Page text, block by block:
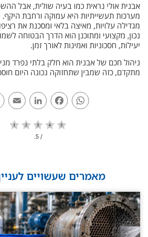
אבנית אולי נראית כמו בעיה שולית, אבל
מערכות תעשייתיות היא עמוקה ורחבת היקף.
מגדילה עלויות, מאיצה בלאי ומסכנת את
נכון, מקצועי ומתוכנן הוא הדרך הבטוחה
יעילות, חסכוניות ואמינות לאורך זמן.
ניהול חכם של אבנית הוא חלק בלתי נפרד
מתקדם, כזה שמבין שתחזוקה נכונה היום
WhatsApp
Facebook
/ 5.
מאמרים שעשויים